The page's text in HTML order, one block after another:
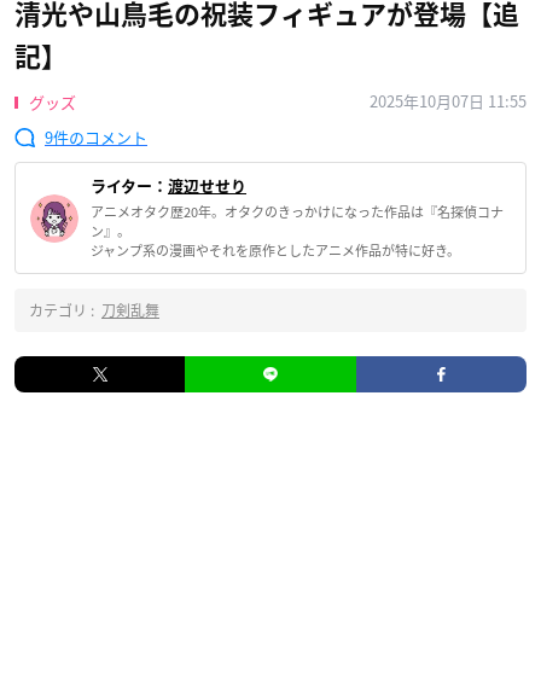
清光や山鳥毛の祝装フィギュアが登場【追
記】
グッズ
2025年10月07日 11:55
9
ライター： 渡辺せせり
アニメオタク歴20年。オタクのきっかけになった作品は『名探偵コナ
ン』。
ジャンプ系の漫画やそれを原作としたアニメ作品が特に好き。
カテゴリ : 刀剣乱舞